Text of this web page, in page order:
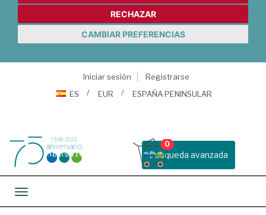
RECHAZAR
CAMBIAR PREFERENCIAS
Iniciar sesión
Registrarse
ES
EUR ESPAÑA PENINSULAR
Busqueda avanzada
0
Toggle navigation